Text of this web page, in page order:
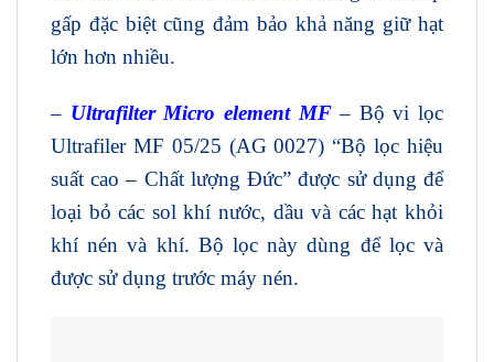
gấp đặc biệt cũng đảm bảo khả năng giữ hạt
lớn hơn nhiều.
– Ultrafilter Micro element MF– Bộ vi lọc
Ultrafiler MF 05/25 (AG 0027) “Bộ lọc hiệu
suất cao – Chất lượng Đức” được sử dụng để
loại bỏ các sol khí nước, dầu và các hạt khỏi
khí nén và khí. Bộ lọc này dùng để lọc và
được sử dụng trước máy nén.